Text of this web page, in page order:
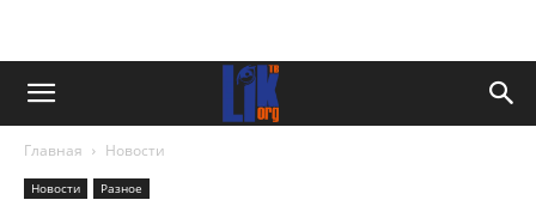
Главная Новости
Новости Разное